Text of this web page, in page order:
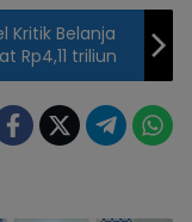
Kritik Belanja
Rp4,11 triliun